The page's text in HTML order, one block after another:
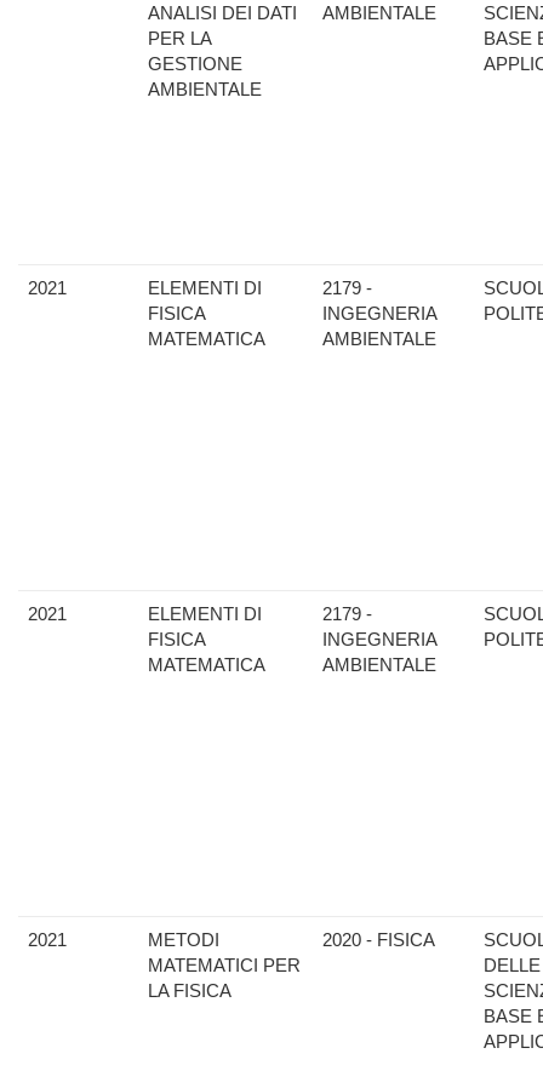
ANALISI DEI DATI
PER LA
GESTIONE
AMBIENTALE
AMBIENTALE
BASE
2021
ELEMENTI DI
FISICA
MATEMATICA
2179 -
INGEGNERIA
AMBIENTALE
2021
ELEMENTI DI
FISICA
MATEMATICA
2179 -
INGEGNERIA
AMBIENTALE
2021
METODI
MATEMATICI PER
LA FISICA
2020 - FISICA
DELLE
BASE